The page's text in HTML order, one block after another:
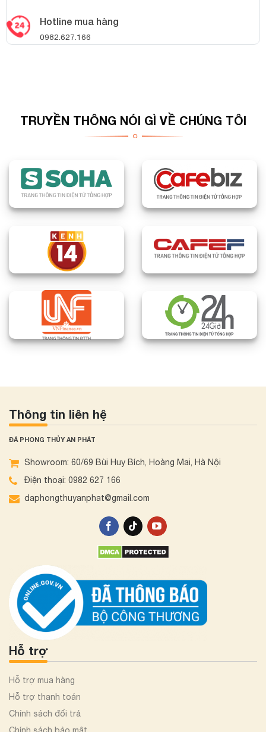
Hotline mua hàng
0982.627.166
TRUYỀN THÔNG NÓI GÌ VỀ CHÚNG TÔI
Thông tin liên hệ
ĐÁ PHONG THỦY AN PHÁT
Showroom: 60/69 Bùi Huy Bích, Hoàng Mai, Hà Nội
Điện thoại: 0982 627 166
daphongthuyanphat@gmail.com
Hỗ trợ
Hỗ trợ mua hàng
Hỗ trợ thanh toán
Chính sách đổi trả
Chính sách bảo mật